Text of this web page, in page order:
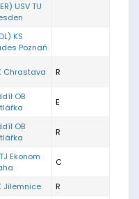
USV TU
KS
Poznań
Chrastava R
OB
E
OB
R
Ekonom
C
Jilemnice R